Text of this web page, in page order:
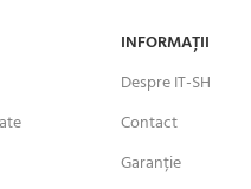
INFORMAȚII
Despre IT-SH
Contact
Garanție